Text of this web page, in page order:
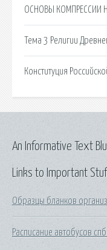
ОСНОВЫ КОМПРЕССИИ
Тема 3 Религии
Конституция
Links to Important
Образцы бланков
Расписание автобусов
An Informative Text